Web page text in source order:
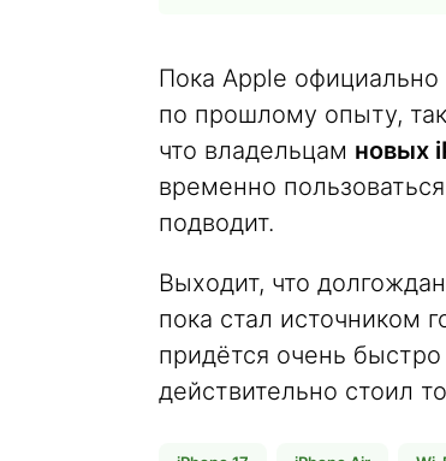
Пока Apple
по прошлому опыту,
что владельцам новых
временно
подводит.
Выходит, что
пока стал источником
придётся очень
действительно стоил